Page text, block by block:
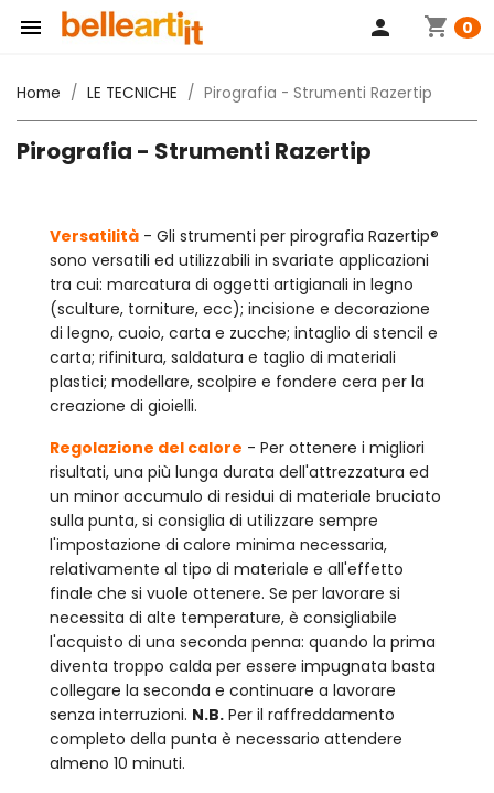
 shopping_cart 0
person
Home LE TECNICHE Pirografia - Strumenti Razertip
Pirografia - Strumenti Razertip
Versatilità - Gli strumenti per pirografia Razertip®
sono versatili ed utilizzabili in svariate applicazioni
tra cui: marcatura di oggetti artigianali in legno
(sculture, torniture, ecc); incisione e decorazione
di legno, cuoio, carta e zucche; intaglio di stencil e
carta; rifinitura, saldatura e taglio di materiali
plastici; modellare, scolpire e fondere cera per la
creazione di gioielli.
Regolazione del calore - Per ottenere i migliori
risultati, una più lunga durata dell'attrezzatura ed
un minor accumulo di residui di materiale bruciato
sulla punta, si consiglia di utilizzare sempre
l'impostazione di calore minima necessaria,
relativamente al tipo di materiale e all'effetto
finale che si vuole ottenere. Se per lavorare si
necessita di alte temperature, è consigliabile
l'acquisto di una seconda penna: quando la prima
diventa troppo calda per essere impugnata basta
collegare la seconda e continuare a lavorare
senza interruzioni. N.B. Per il raffreddamento
completo della punta è necessario attendere
almeno 10 minuti.